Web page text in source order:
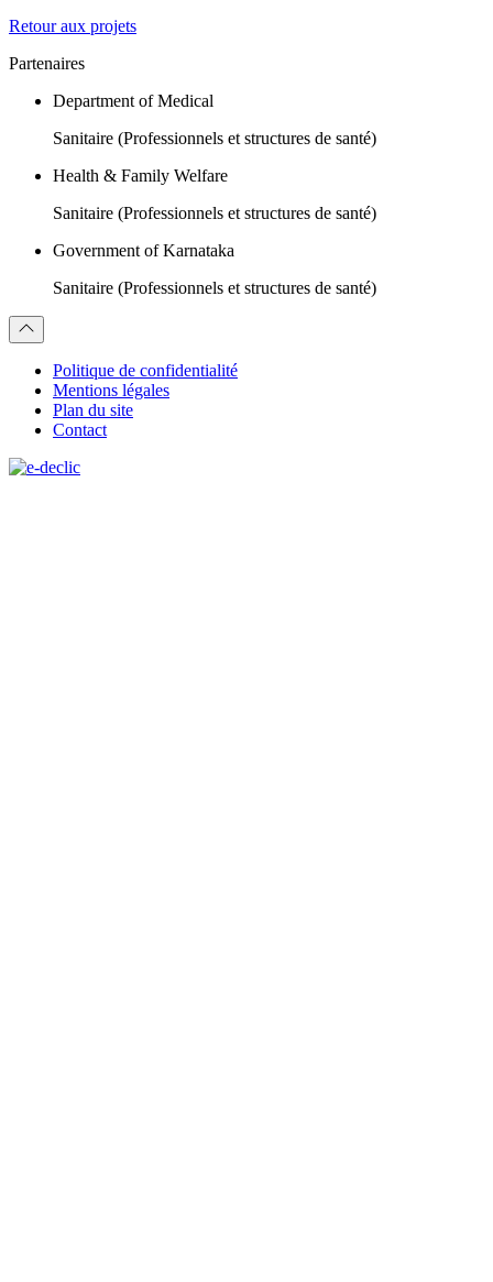
Retour aux projets
Partenaires
Department of Medical
Sanitaire (Professionnels et structures de santé)
Health & Family Welfare
Sanitaire (Professionnels et structures de santé)
Government of Karnataka
Sanitaire (Professionnels et structures de santé)
Politique de confidentialité
Mentions légales
Plan du site
Contact